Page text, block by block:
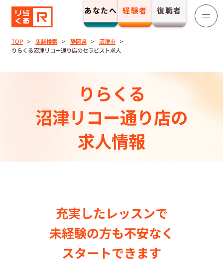
あなたへ 経験者 復職者
りらくる
セラピスト募集
セラピストストーリー⼀覧
収⼊とサポート
トレーニングセンター一覧
セラピスト募集中の店舗検索
TOP 店舗検索 静岡県
沼津市
りらくる沼津リコー通り店のセラピスト求人
りらくる
沼津リコー通り店の
求人情報
充実したレッスンで
未経験の⽅も不安なく
スタートできます